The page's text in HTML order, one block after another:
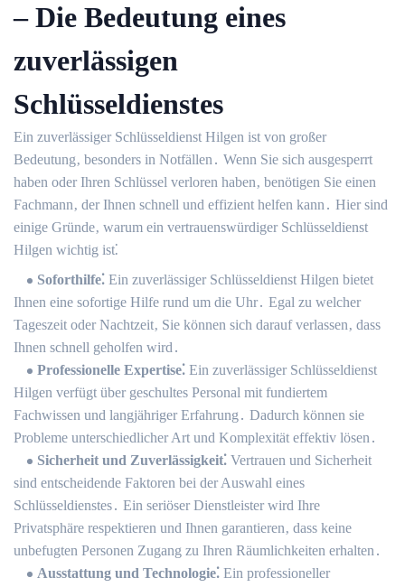
– Die Bedeutung eines
zuverlässigen
Schlüsseldienstes
Ein zuverlässiger Schlüsseldienst Hilgen ist von großer
Bedeutung‚ besonders in Notfällen․ Wenn Sie sich ausgesperrt
haben oder Ihren Schlüssel verloren haben‚ benötigen Sie einen
Fachmann‚ der Ihnen schnell und effizient helfen kann․ Hier sind
einige Gründe‚ warum ein vertrauenswürdiger Schlüsseldienst
Hilgen wichtig ist⁚
Soforthilfe⁚ Ein zuverlässiger Schlüsseldienst Hilgen bietet
Ihnen eine sofortige Hilfe rund um die Uhr․ Egal zu welcher
Tageszeit oder Nachtzeit‚ Sie können sich darauf verlassen‚ dass
Ihnen schnell geholfen wird․
Professionelle Expertise⁚ Ein zuverlässiger Schlüsseldienst
Hilgen verfügt über geschultes Personal mit fundiertem
Fachwissen und langjähriger Erfahrung․ Dadurch können sie
Probleme unterschiedlicher Art und Komplexität effektiv lösen․
Sicherheit und Zuverlässigkeit⁚ Vertrauen und Sicherheit
sind entscheidende Faktoren bei der Auswahl eines
Schlüsseldienstes․ Ein seriöser Dienstleister wird Ihre
Privatsphäre respektieren und Ihnen garantieren‚ dass keine
unbefugten Personen Zugang zu Ihren Räumlichkeiten erhalten․
Ausstattung und Technologie⁚ Ein professioneller